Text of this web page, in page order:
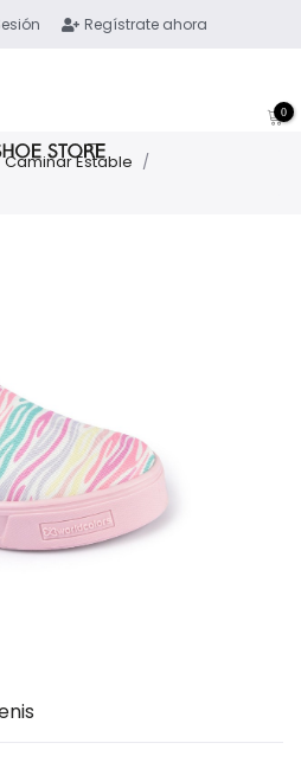
Regístrate ahora
0
Caminar Estable /